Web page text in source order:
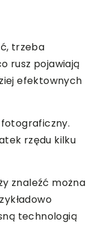
trzeba
rusz pojawiają
efektownych
rzędu kilku
znaleźć można
technologią